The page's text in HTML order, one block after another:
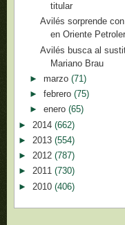
titular
Avilés sorprende
en Oriente
Avilés busca al
Mariano Brau
► marzo (71)
► febrero (75)
► enero (65)
► 2014 (662)
► 2013 (554)
► 2012 (787)
► 2011 (730)
► 2010 (406)